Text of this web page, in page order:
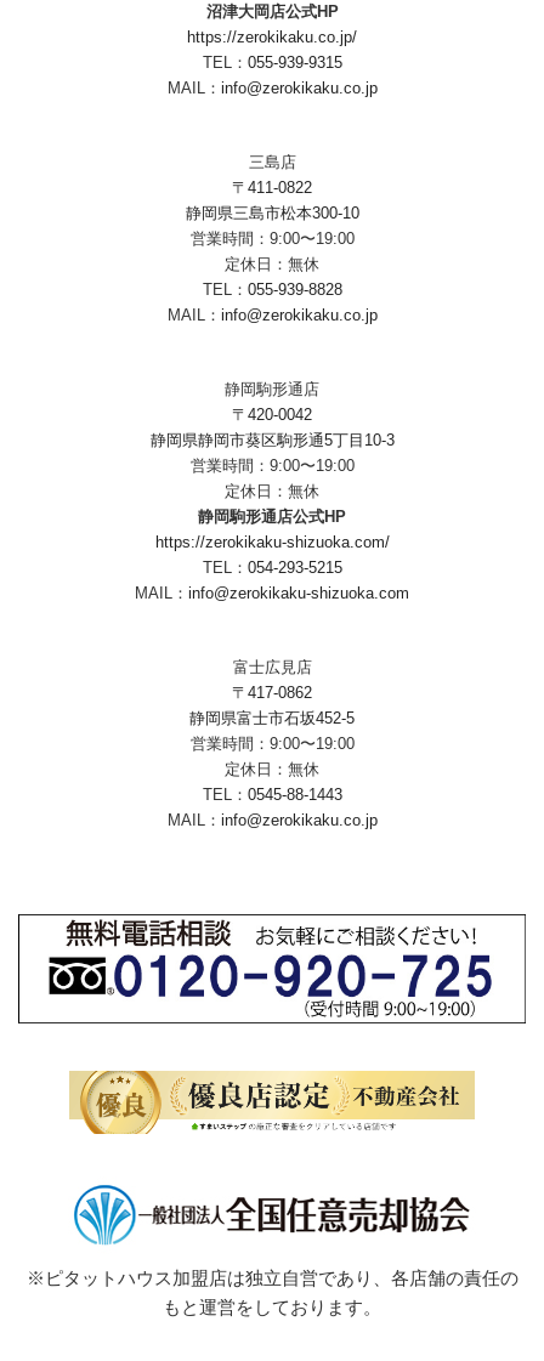
沼津大岡店公式HP
https://zerokikaku.co.jp/
TEL： 055-939-9315
MAIL： info@zerokikaku.co.jp
三島店
〒411-0822
静岡県三島市松本300-10
営業時間：9:00〜19:00
定休日：無休
TEL： 055-939-8828
MAIL： info@zerokikaku.co.jp
静岡駒形通店
〒420-0042
静岡県静岡市葵区駒形通5丁目10-3
営業時間：9:00〜19:00
定休日：無休
静岡駒形通店公式HP
https://zerokikaku-shizuoka.com/
TEL： 054-293-5215
MAIL： info@zerokikaku-shizuoka.com
富士広見店
〒417-0862
静岡県富士市石坂452-5
営業時間：9:00〜19:00
定休日：無休
TEL： 0545-88-1443
MAIL： info@zerokikaku.co.jp
※ピタットハウス加盟店は独立自営であり、各店舗の責任の
もと運営をしております。